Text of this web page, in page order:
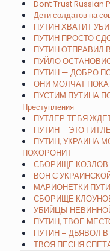
Dont Trust Russian
Дети солдатов на
ПУТИН ХВАТИТ
ПУТИН ПРОСТО
ПУТИН ОТПРАВИЛ
ПУЙЛО
ПУТИН — ДОБРО
ОНИ МОЛЧАТ
ПУСТИМ ПУТИНА
Преступления
ПУТЛЕР ТЕБЯ
ПУТИН – ЭТО
ПУТИН, УКРАИНА
ПОХОРОНИТ
СБОРИЩЕ КОЗЛОВ
ВОН С
МАРИОНЕТКИ
СБОРИЩЕ
УБИЙЦЫ
ПУТИН, ТВОЕ
ПУТИН – ДЬЯВОЛ
ТВОЯ ПЕСНЯ